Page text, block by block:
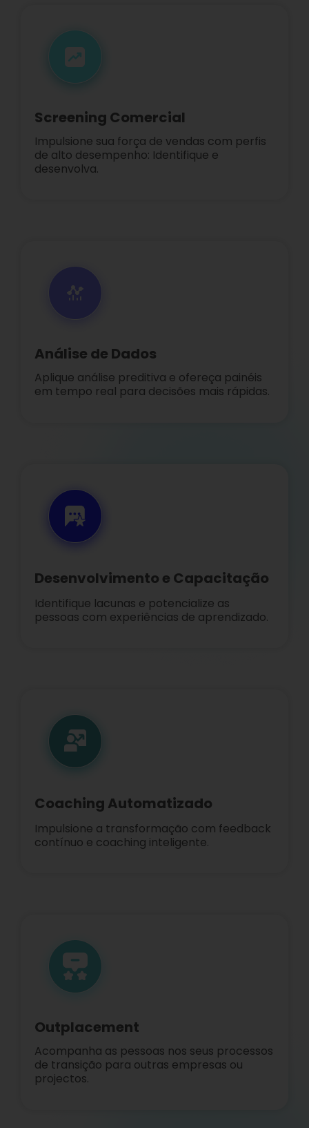
Screening Comercial
Impulsione sua força de vendas com perfis
de alto desempenho: Identifique e
desenvolva.
Análise de Dados
Aplique análise preditiva e ofereça painéis
em tempo real para decisões mais rápidas.
Desenvolvimento e Capacitação
Identifique lacunas e potencialize as
pessoas com experiências de aprendizado.
Coaching Automatizado
Impulsione a transformação com feedback
contínuo e coaching inteligente.
Outplacement
Acompanha as pessoas nos seus processos
de transição para outras empresas ou
projectos.